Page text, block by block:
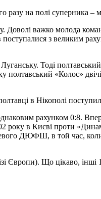
разу на полі суперника
Доволі важко молода
з великим
Тоді
«Колос»
в Нікополі
рахунком 0:8.
року в Києві проти
ДЮФШ, в той час, коли
Європи). Що цікаво, інші